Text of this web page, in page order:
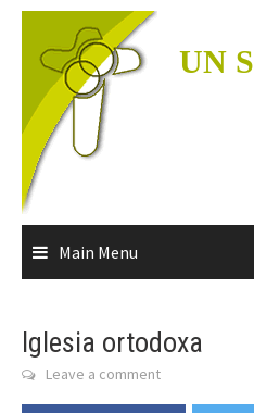
Skip
content
UN
Main Menu
Iglesia ortodoxa
Leave a comment